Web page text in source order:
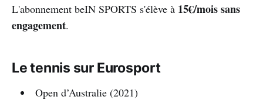
L'abonnement beIN SPORTS s'élève à 15€/mois sans
engagement.
Le tennis sur Eurosport
Open d’Australie (2021)